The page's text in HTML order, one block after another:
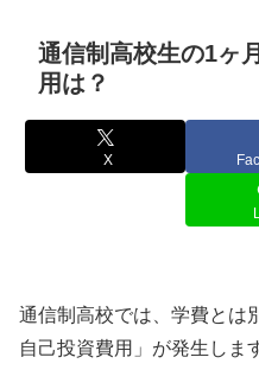
通信制高校生の1ヶ
用は？
X
通信制高校では、学費とは
自己投資費用」が発生しま